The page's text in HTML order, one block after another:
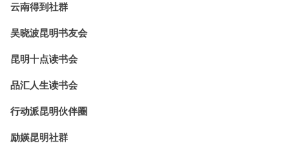
云南得到社群
吴晓波昆明书友会
昆明十点读书会
品汇人生读书会
行动派昆明伙伴圈
励媖昆明社群